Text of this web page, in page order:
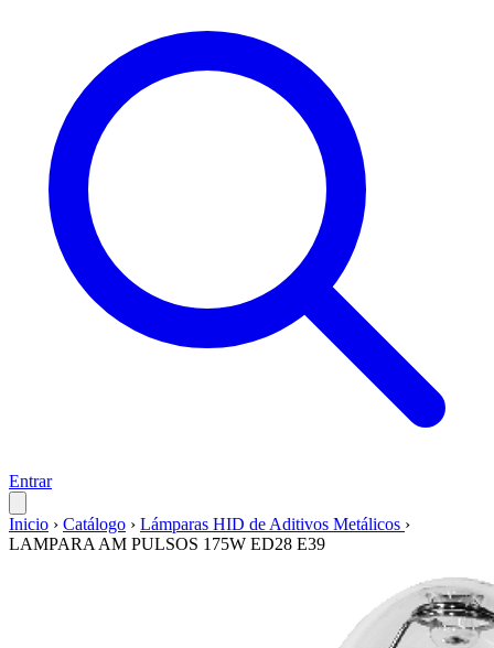
Entrar
Inicio › Catálogo › Lámparas HID de Aditivos Metálicos ›
LAMPARA AM PULSOS 175W ED28 E39